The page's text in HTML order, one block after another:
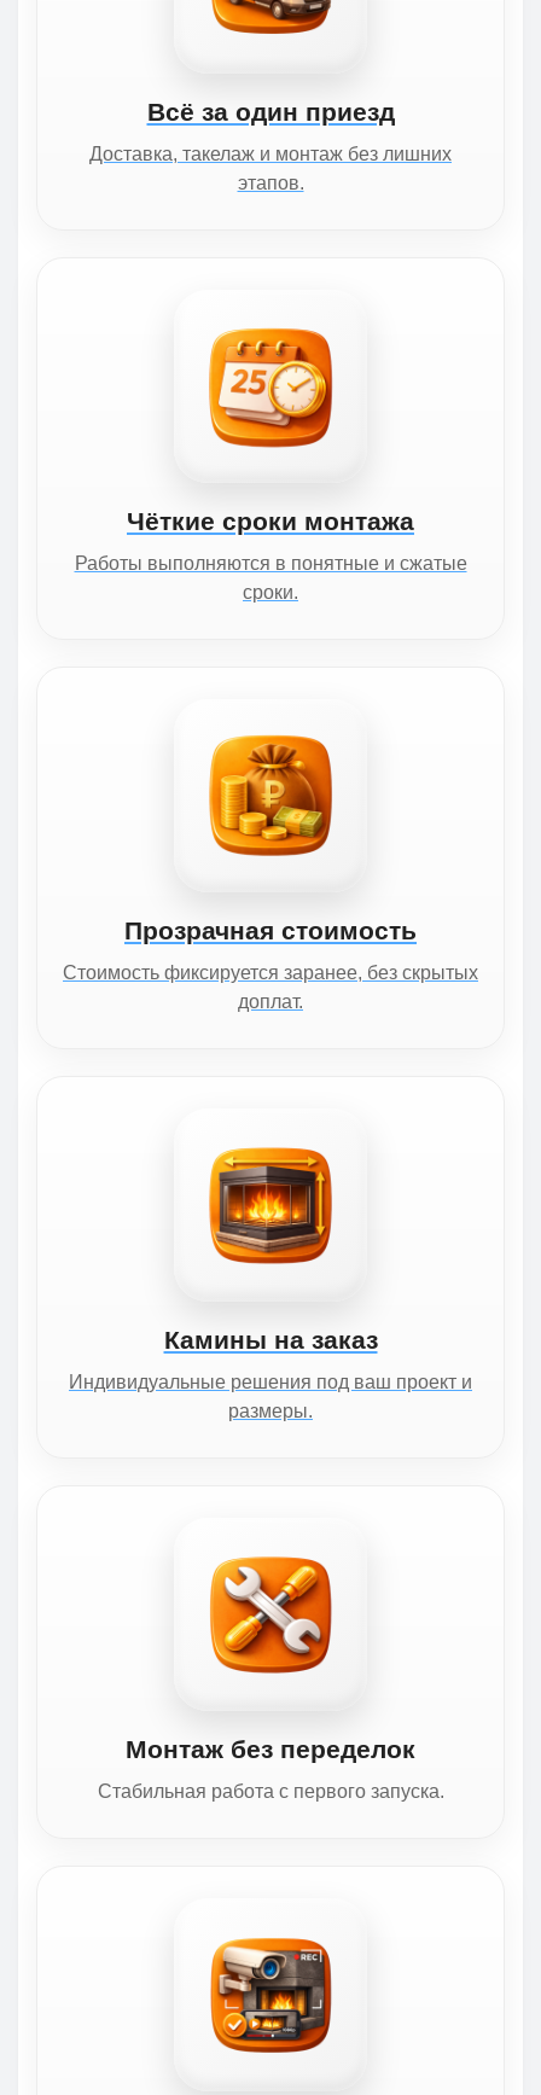
Всё за один приезд
Доставка, такелаж и монтаж без лишних
этапов.
Чёткие сроки монтажа
Работы выполняются в понятные и сжатые
сроки.
Прозрачная стоимость
Стоимость фиксируется заранее, без скрытых
доплат.
Камины на заказ
Индивидуальные решения под ваш проект и
размеры.
Монтаж без переделок
Стабильная работа с первого запуска.